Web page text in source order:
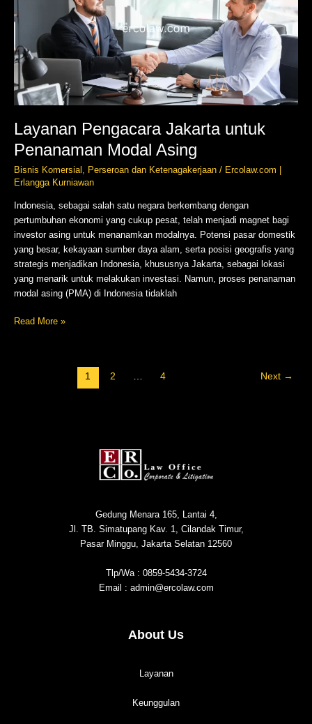
Layanan Pengacara Jakarta untuk
Penanaman Modal Asing
Bisnis Komersial Perseroan dan Ketenagakerjaan/ Ercolaw.com |
Erlangga Kurniawan
Indonesia, sebagai salah satu negara berkembang dengan
pertumbuhan ekonomi yang cukup pesat, telah menjadi magnet bagi
investor asing untuk menanamkan modalnya. Potensi pasar domestik
yang besar, kekayaan sumber daya alam, serta posisi geografis yang
strategis menjadikan Indonesia, khususnya Jakarta, sebagai lokasi
yang menarik untuk melakukan investasi. Namun, proses penanaman
modal asing (PMA) di Indonesia tidaklah
Modal
Read More »
1 2 4 Next →
Gedung Menara 165, Lantai 4,
Jl. TB. Simatupang Kav. 1, Cilandak Timur,
Pasar Minggu, Jakarta Selatan 12560
Tlp/Wa : 0859-5434-3724
Email : admin@ercolaw.com
About Us
Layanan
Keunggulan